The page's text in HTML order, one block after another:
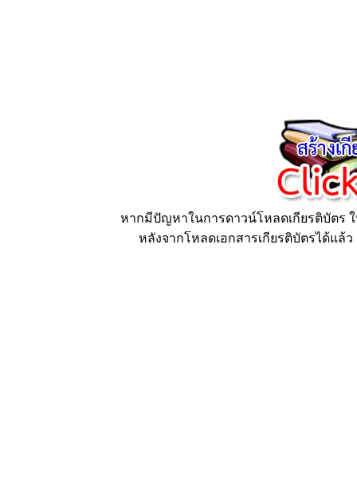
หากมีปัญหาในการดาวน์โหลดเกียรติบัตร
หลังจากโหลดเอกสารเกียรติบัตรได้แล้